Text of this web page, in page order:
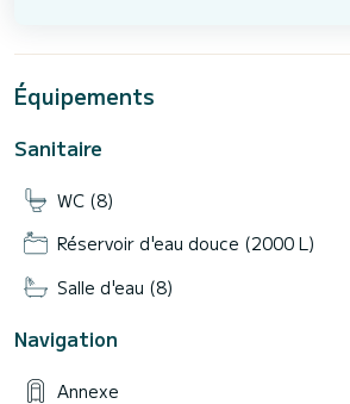
Équipements
Sanitaire
WC (8)
Réservoir d'eau douce (2000 L)
Salle d'eau (8)
Navigation
Annexe